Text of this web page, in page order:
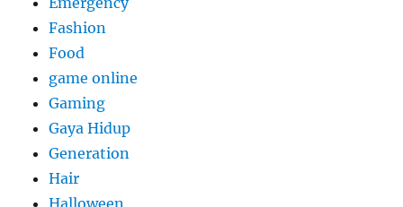
Fashion
Food
game online
Gaming
Gaya Hidup
Generation
Hair